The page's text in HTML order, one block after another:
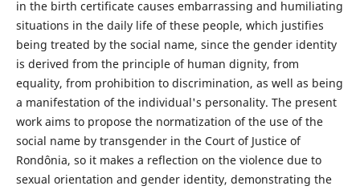
in the birth certificate causes embarrassing and humiliating
situations in the daily life of these people, which justifies
being treated by the social name, since the gender identity
is derived from the principle of human dignity, from
equality, from prohibition to discrimination, as well as being
a manifestation of the individual's personality. The present
work aims to propose the normatization of the use of the
social name by transgender in the Court of Justice of
Rondônia, so it makes a reflection on the violence due to
sexual orientation and gender identity, demonstrating the